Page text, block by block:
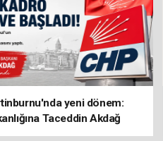
yeni dönem:
Taceddin Akdağ